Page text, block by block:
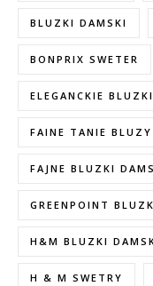
BLUZKI DAMSKI
BONPRIX SWETER
ELEGANCKIE
FAINE TANIE
FAJNE BLUZKI
GREENPOINT
H&M BLUZKI
H & M SWETRY